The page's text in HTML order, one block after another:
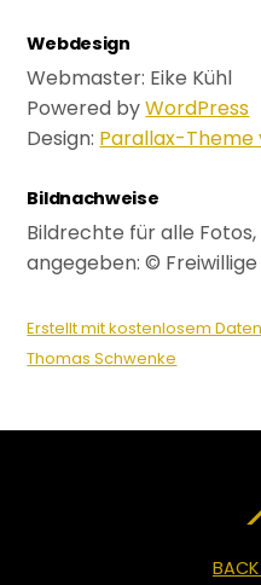
Webdesign
Webmaster: Eike Kühl
Powered byWordPress
Design: Parallax-Theme
Bildnachweise
Bildrechte für alle
angegeben: ©
Erstellt mit kostenlosem
Thomas Schwenke